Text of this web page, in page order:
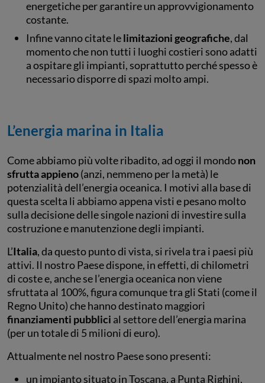
energetiche per garantire un approvvigionamento
costante.
Infine vanno citate lelimitazioni geografiche, dal
momento che non tutti i luoghi costieri sono adatti
a ospitare gli impianti, soprattutto perché spesso è
necessario disporre di spazi molto ampi.
L’energia marina in Italia
Come abbiamo più volte ribadito, ad oggi il mondonon
sfrutta appieno(anzi, nemmeno per la metà) le
potenzialità dell’energia oceanica. I motivi alla base di
questa scelta li abbiamo appena visti e pesano molto
sulla decisione delle singole nazioni di investire sulla
costruzione e manutenzione degli impianti.
L’Italia, da questo punto di vista, si rivela tra i paesi più
attivi. Il nostro Paese dispone, in effetti, di chilometri
di coste e, anche se l’energia oceanica non viene
sfruttata al 100%, figura comunque tra gli Stati (come il
Regno Unito) che hanno destinato maggiori
finanziamenti pubblici al settore dell’energia marina
(per un totale di 5 milioni di euro).
Attualmente nel nostro Paese sono presenti:
un impianto situato in Toscana, a Punta Righini,